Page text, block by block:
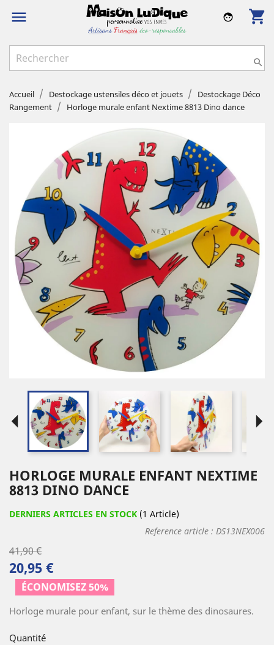
 shopping_cart
face

Accueil Destockage ustensiles déco et jouets
Destockage Déco
Rangement
Horloge murale enfant Nextime 8813 Dino dance
arrow_left arrow_right
HORLOGE MURALE ENFANT NEXTIME
8813 DINO DANCE
DERNIERS ARTICLES EN STOCK (1 Article)
Reference article : DS13NEX006
41,90 €
20,95 €
ÉCONOMISEZ 50%
Horloge murale pour enfant, sur le thème des dinosaures.
Quantité